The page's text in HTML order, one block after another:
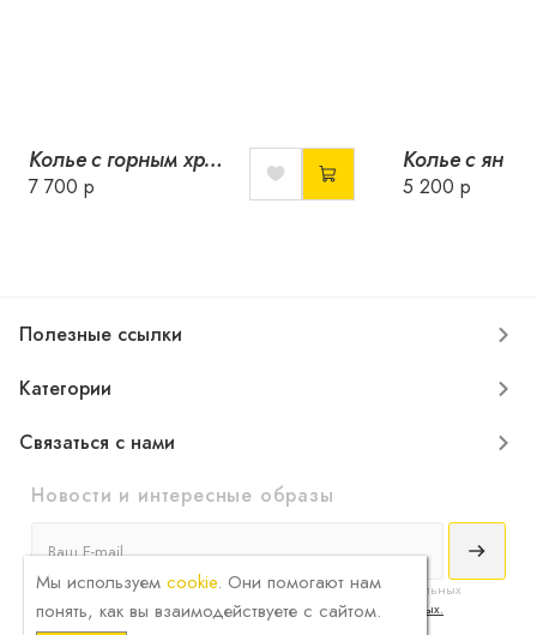
Колье с горным хрусталем и жемчугом
7 700 р 5 200 р
Полезные ссылки
Категории
Связаться с нами
Новости и интересные образы
Я принимаюусловия соглашениясбора и обработки конфиденциальных
данных и ознакомлен сполитикой обработки персональных данных.
Мы используем cookie. Они помогают нам
понять, как вы взаимодействуете с сайтом.